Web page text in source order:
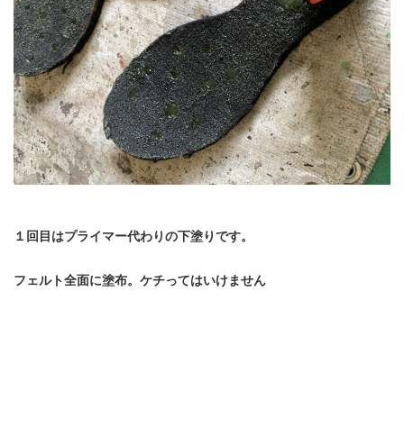
１回目はプライマー代わりの下塗りです。
フェルト全面に塗布。ケチってはいけません